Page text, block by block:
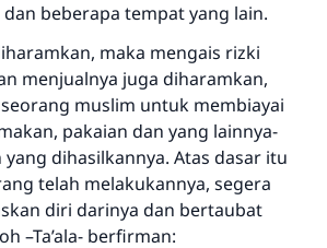
beberapa tempat yang lain.
maka mengais rizki
menjualnya juga diharamkan,
muslim untuk membiayai
pakaian dan yang lainnya-
dihasilkannya. Atas dasar itu
telah melakukannya, segera
diri darinya dan bertaubat
–Ta’ala- berfirman: